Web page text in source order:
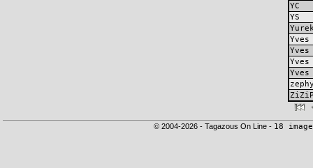
YC
YS
Yves
Yves
Yves
© 2004-2026 - Tagazous On Line - 18